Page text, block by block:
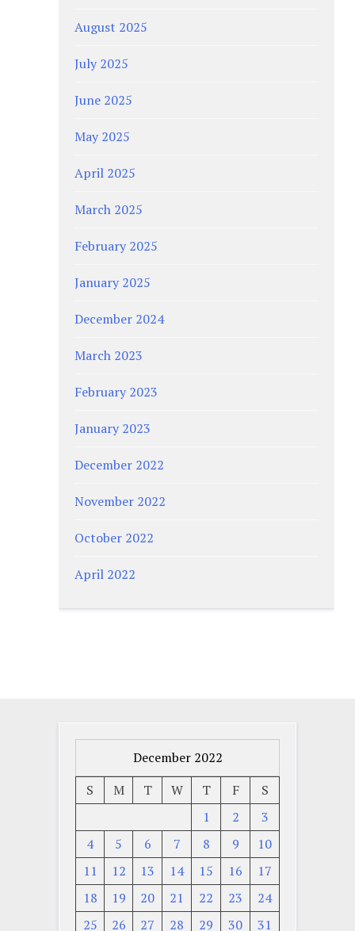
August 2025
July 2025
June 2025
May 2025
April 2025
March 2025
February 2025
January 2025
December 2024
March 2023
February 2023
January 2023
December 2022
November 2022
October 2022
April 2022
December 2022
S
M T W T F
S
1
2
3
4
5 6 7 8 9
10
11
12 13 14 15 16
17
18
19 20 21 22 23
24
25
26 27 28 29 30 31